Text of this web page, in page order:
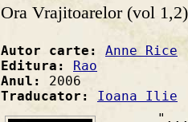
Ora Vrajitoarelor (vol
Autor carte: Anne Rice
Editura: Rao
Anul: 2006
Traducator: Ioana Ilie
"... un